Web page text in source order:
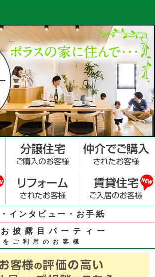
インタビュー・お手紙
披露目パーティー
をご利用のお客様